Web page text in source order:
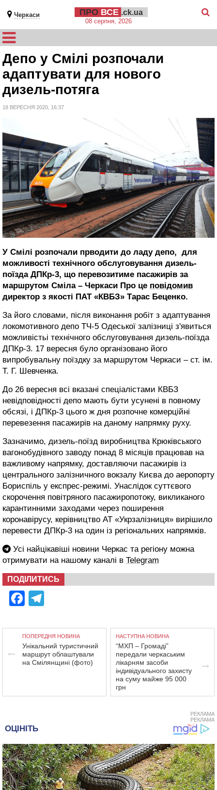
Черкаси ПРО ВСЕ .ck.ua
08 серпня, 2026
Депо у Смілі розпочали
адаптувати для нового
дизель-потяга
18 ВЕРЕСНЯ 2020, 16:37
У Смілі розпочали прводити до ладу депо, для
можливості технічного обслуговування дизель-
поїзда ДПКр-3, що перевозитиме пасажирів за
маршрутом Сміла – Черкаси Про це повідомив
директор з якості ПАТ «КВБЗ» Тарас Беценко.
За його словами, після виконання робіт з адаптування
локомотивного депо ТЧ-5 Одеської залізниці з'явиться
можливістьі технічного обслуговування дизель-поїзда
ДПКр-3. 17 вересня було організовано його
випробувальну поїздку за маршрутом Черкаси – ст. ім.
Т. Г. Шевченка.
До 26 вересня всі вказані спеціалістами КВБЗ
невідповідності депо мають бути усунені в повному
обсязі, і ДПКр-3 цього ж дня розпочне комерційні
перевезення пасажирів на даному напрямку руху.
Зазначимо, дизель-поїзд виробництва Крюківського
вагонобудівного заводу понад 8 місяців працював на
важливому напрямку, доставляючи пасажирів із
центрального залізничного вокзалу Києва до аеропорту
Бориспіль у експрес-режимі. Унаслідок суттєвого
скорочення повітряного пасажиропотоку, викликаного
карантинними заходами через поширення
коронавірусу, керівництво АТ «Укрзалізниця» вирішило
перевести ДПКр-3 на один із регіональних напрямків.
Усі найцікавіші новини Черкас та регіону можна
отримувати на нашому каналі в Telegram
ПОДІЛИТИСЬ
Facebook
ПОПЕРЕДНЯ НОВИНА
Унікальний туристичний
маршрут облаштували
на Смілянщині (фото)
НАСТУПНА НОВИНА
“МХП – Громаді”
передали черкаським
лікарням засоби
індивідуального захисту
на суму майже 95 000
грн
РЕКЛАМА
РЕКЛАМА